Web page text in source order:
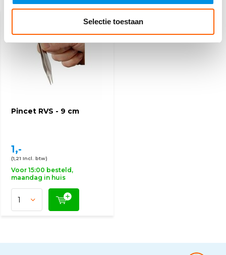
Selectie toestaan
Pincet RVS - 9 cm
1,-
(1,21 Incl. btw)
Voor 15:00 besteld,
maandag in huis